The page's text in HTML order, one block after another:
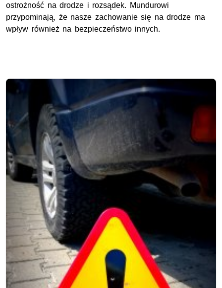
ostrożność na drodze i rozsądek. Mundurowi
przypominają, że nasze zachowanie się na drodze ma
wpływ również na bezpieczeństwo innych.